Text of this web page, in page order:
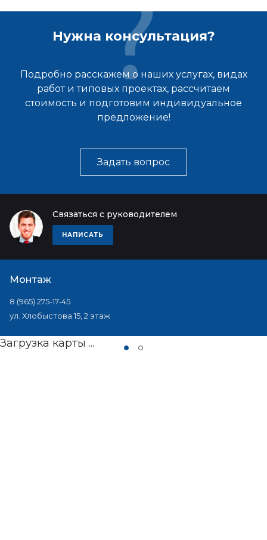
Нужна консультация?
Подробно расскажем о наших услугах, видах
работ и типовых проектах, рассчитаем
стоимость и подготовим индивидуальное
предложение!
Задать вопрос
Связаться с руководителем
НАПИСАТЬ
Монтаж
8 (965) 275-17-45
ул. Хлобыстова 15, 2 этаж
Загрузка карты ...